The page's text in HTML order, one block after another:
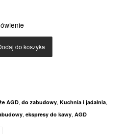
do koszyka
AGD, do zabudowy, Kuchnia i jadalnia,
, ekspresy do kawy, AGD